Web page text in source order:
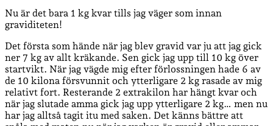
Nu är det bara 1 kg kvar tills jag väger som innan
graviditeten!
Det första som hände när jag blev gravid var ju att jag gick
ner 7 kg av allt kräkande. Sen gick jag upp till 10 kg över
startvikt. När jag vägde mig efter förlossningen hade 6 av
de 10 kilona försvunnit och ytterligare 2 kg rasade av mig
relativt fort. Resterande 2 extrakilon har hängt kvar och
när jag slutade amma gick jag upp ytterligare 2 kg… men nu
har jag alltså tagit itu med saken. Det känns bättre att